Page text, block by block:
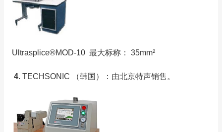
Ultrasplice®MOD-10 最大标称： 35mm²
4. TECHSONIC （韩国）：由北京特声销售。